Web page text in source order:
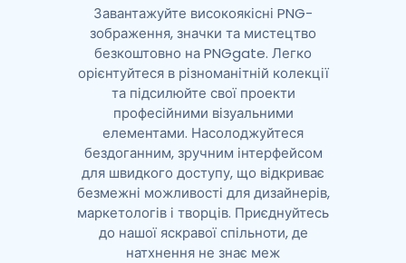
Завантажуйте високоякісні PNG-
зображення, значки та мистецтво
безкоштовно на PNGgate. Легко
орієнтуйтеся в різноманітній колекції
та підсилюйте свої проекти
професійними візуальними
елементами. Насолоджуйтеся
бездоганним, зручним інтерфейсом
для швидкого доступу, що відкриває
безмежні можливості для дизайнерів,
маркетологів і творців. Приєднуйтесь
до нашої яскравої спільноти, де
натхнення не знає меж